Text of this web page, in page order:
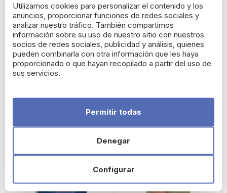
Prim Dynamics Rodillera
Ortesis
Pulsioxímetro de Dedo
Prim
Utilizamos cookies para personalizar el contenido y los
anuncios, proporcionar funciones de redes sociales y
analizar nuestro tráfico. También compartimos
información sobre su uso de nuestro sitio con nuestros
socios de redes sociales, publicidad y análisis, quienes
pueden combinarla con otra información que les haya
proporcionado o que hayan recopilado a partir del uso de
sus servicios.
Configurar
Denegar
Permitir todas